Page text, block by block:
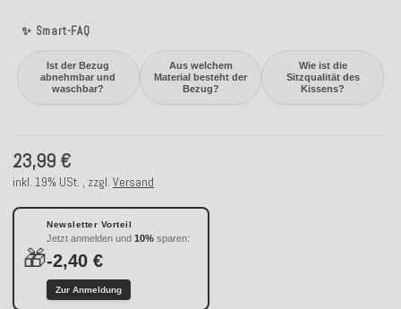
✨ Smart-FAQ
Ist der Bezug
abnehmbar und
waschbar?
Aus welchem
Material besteht der
Bezug?
Wie ist die
Sitzqualität des
Kissens?
23,99 €
inkl. 19% USt. , zzgl. Versand
🎁
Newsletter Vorteil
Jetzt anmelden und 10% sparen:
-2,40 €
Zur Anmeldung